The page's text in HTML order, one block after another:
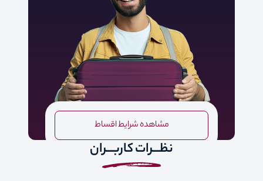
مشاهده شرایط اقساط
نظـــرات کاربـــران